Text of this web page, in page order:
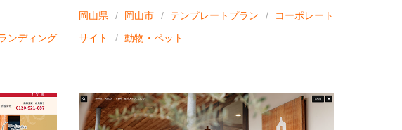
ンディング
岡山県 岡山市 テンプレートプラン
コーポレート
サイト
動物・ペット